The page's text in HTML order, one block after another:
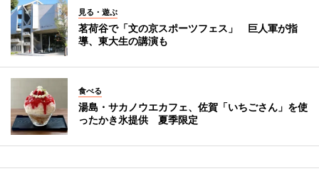
見る・遊ぶ
茗荷谷で「文の京スポーツフェス」 巨人軍が指
導、東大生の講演も
食べる
湯島・サカノウエカフェ、佐賀「いちごさん」を使
ったかき氷提供 夏季限定